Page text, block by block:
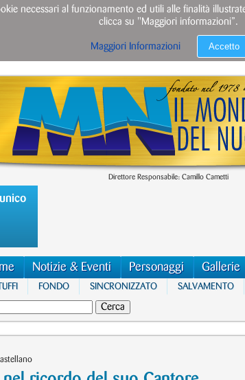
Direttore Responsabile: Camillo Cametti
Notizie & Eventi Personaggi Gallerie
FONDO SINCRONIZZATO SALVAMENTO
necessari al funzionamento ed utili alle finalità
clicca su "Maggiori informazioni”.
Maggiori Informazioni Accetto